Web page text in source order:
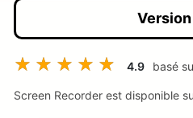
Version
4.9 basé
Screen Recorder est disponible